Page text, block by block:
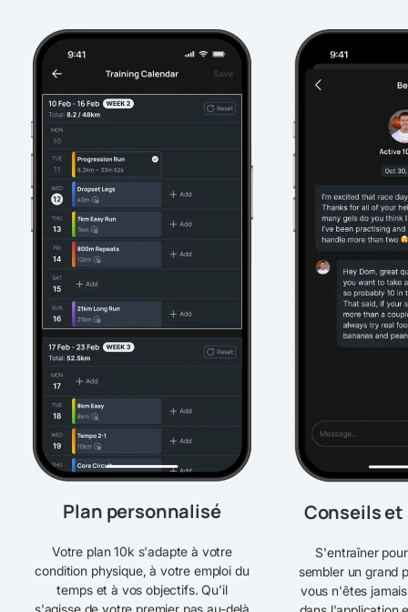
Plan personnalisé
Votre plan 10k s'adapte à votre
condition physique, à votre emploi du
temps et à vos objectifs. Qu'il
Conseils
S'entraîner
sembler un grand
vous n'êtes